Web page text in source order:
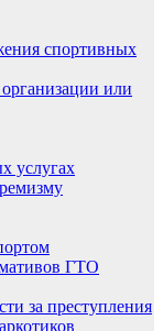
спортивных
или
услугах
ГТО
за преступления